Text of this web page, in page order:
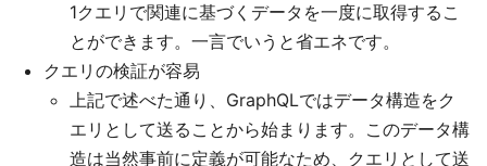
1クエリで関連に基づくデータを一度に取得するこ
とができます。一言でいうと省エネです。
クエリの検証が容易
上記で述べた通り、GraphQLではデータ構造をク
エリとして送ることから始まります。このデータ構
造は当然事前に定義が可能なため、クエリとして送